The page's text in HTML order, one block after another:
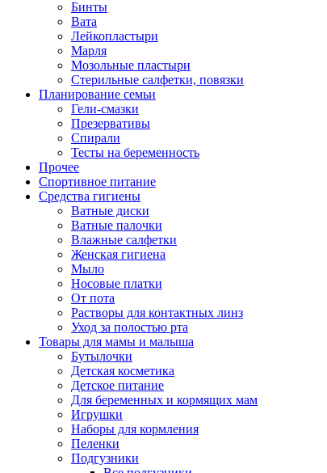
Бинты
Вата
Лейкопластыри
Марля
Мозольные пластыри
Стерильные салфетки, повязки
Планирование семьи
Гели-смазки
Презервативы
Спирали
Тесты на беременность
Прочее
Спортивное питание
Средства гигиены
Ватные диски
Ватные палочки
Влажные салфетки
Женская гигиена
Мыло
Носовые платки
От пота
Растворы для контактных линз
Уход за полостью рта
Товары для мамы и малыша
Бутылочки
Детская косметика
Детское питание
Для беременных и кормящих мам
Игрушки
Наборы для кормления
Пеленки
Подгузники